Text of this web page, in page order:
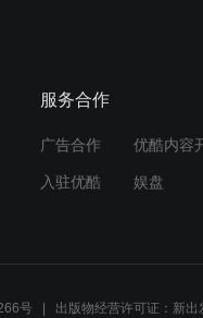
服务合作
广告合作 优酷内容
入驻优酷 娱盘
号 出版物经营许可证：新